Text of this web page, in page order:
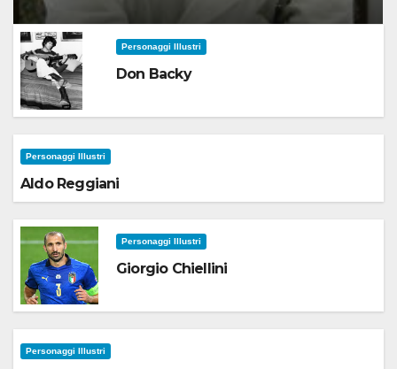
Personaggi Illustri
Don Backy
Personaggi Illustri
Aldo Reggiani
Personaggi Illustri
Giorgio Chiellini
Personaggi Illustri